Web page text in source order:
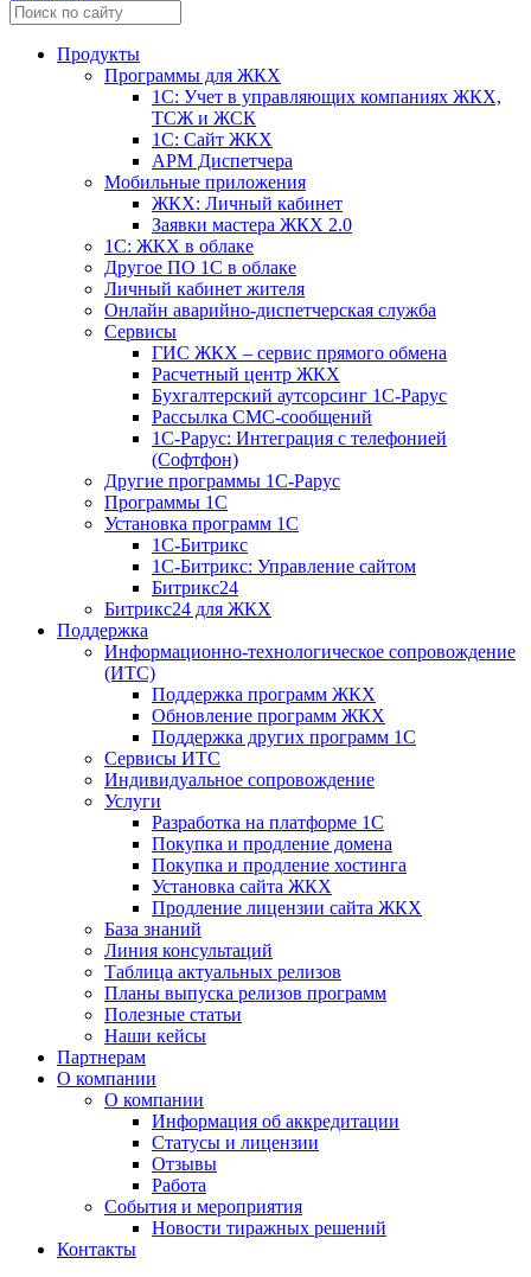
Продукты
Программы для ЖКХ
1С: Учет в управляющих компаниях ЖКХ,
ТСЖ и ЖСК
1С: Сайт ЖКХ
АРМ Диспетчера
Мобильные приложения
ЖКХ: Личный кабинет
Заявки мастера ЖКХ 2.0
1С: ЖКХ в облаке
Другое ПО 1С в облаке
Личный кабинет жителя
Онлайн аварийно-диспетчерская служба
Сервисы
ГИС ЖКХ – сервис прямого обмена
Расчетный центр ЖКХ
Бухгалтерский аутсорсинг 1С-Рарус
Рассылка СМС-сообщений
1С-Рарус: Интеграция с телефонией
(Софтфон)
Другие программы 1С-Рарус
Программы 1С
Установка программ 1С
1С-Битрикс
1С-Битрикс: Управление сайтом
Битрикс24
Битрикс24 для ЖКХ
Поддержка
Информационно-технологическое сопровождение
(ИТС)
Поддержка программ ЖКХ
Обновление программ ЖКХ
Поддержка других программ 1С
Сервисы ИТС
Индивидуальное сопровождение
Услуги
Разработка на платформе 1С
Покупка и продление домена
Покупка и продление хостинга
Установка сайта ЖКХ
Продление лицензии сайта ЖКХ
База знаний
Линия консультаций
Таблица актуальных релизов
Планы выпуска релизов программ
Полезные статьи
Наши кейсы
Партнерам
О компании
О компании
Информация об аккредитации
Статусы и лицензии
Отзывы
Работа
События и мероприятия
Новости тиражных решений
Контакты